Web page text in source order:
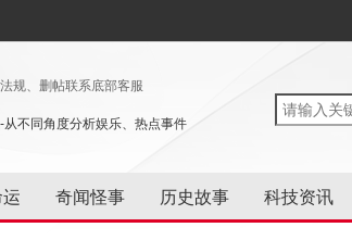
规、删帖联系底部客服
从不同角度分析娱乐、热点事件
奇闻怪事 历史故事 科技资讯